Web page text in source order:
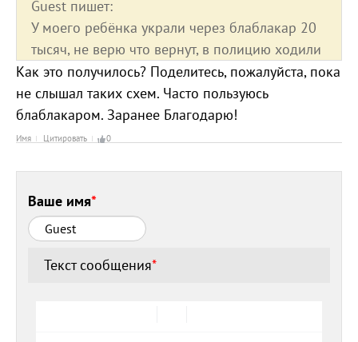
Guest пишет:
У моего ребёнка украли через блаблакар 20
тысяч, не верю что вернут, в полицию ходили
Как это получилось? Поделитесь, пожалуйста, пока
не слышал таких схем. Часто пользуюсь
блаблакаром. Заранее Благодарю!
Имя Цитировать 0
Ваше имя*
Текст сообщения*